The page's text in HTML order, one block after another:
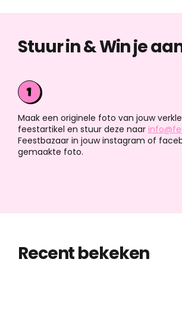
Stuur in & Win je
Maak een originele foto van jouw
feestartikel en stuur deze naar
Feestbazaar in jouw instagram of
gemaakte foto.
Recent bekeken